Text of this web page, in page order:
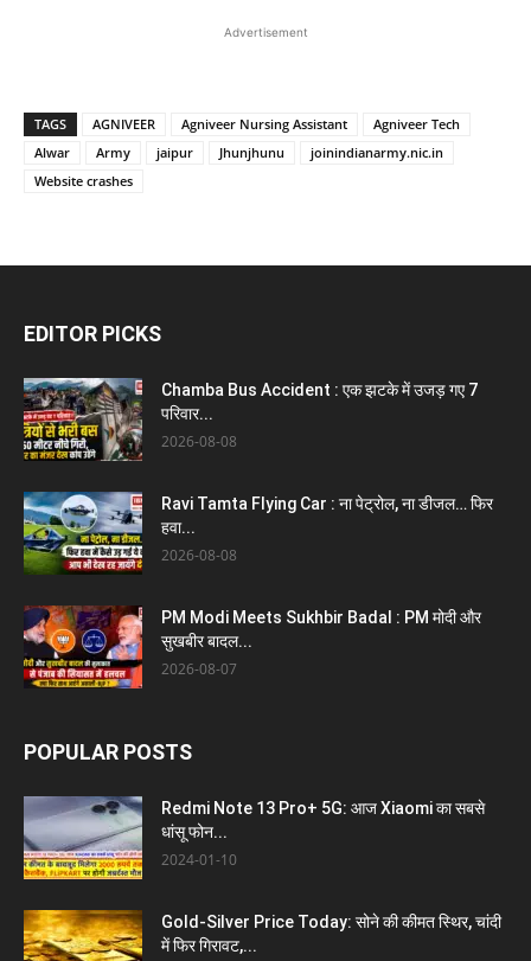
Advertisement
TAGS AGNIVEER Agniveer Nursing Assistant
Agniveer Tech
Alwar
Army jaipur Jhunjhunu
joinindianarmy.nic.in
Website crashes
EDITOR PICKS
Chamba Bus Accident : एक झटके में उजड़ गए 7
परिवार...
2026-08-08
Ravi Tamta Flying Car : ना पेट्रोल, ना डीजल… फिर
हवा...
2026-08-08
PM Modi Meets Sukhbir Badal : PM मोदी और
सुखबीर बादल...
2026-08-07
POPULAR POSTS
Redmi Note 13 Pro+ 5G: आज Xiaomi का सबसे
धांसू फोन...
2024-01-10
Gold-Silver Price Today: सोने की कीमत स्थिर, चांदी
में फिर गिरावट,...